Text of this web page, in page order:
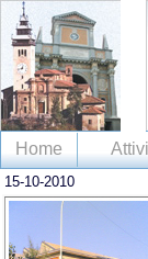
Home
15-10-2010